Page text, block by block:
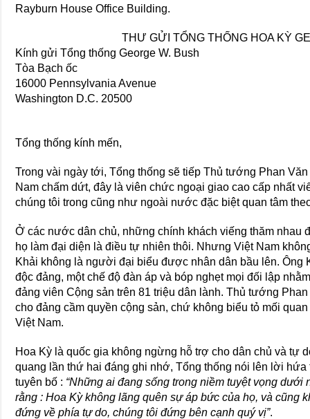
Rayburn House Office Building.
THƯ GỬI TỔNG THỐNG HOA KỲ
Kính gửi Tổng thống George W. Bush
Tòa Bạch ốc
16000 Pennsylvania Avenue
Washington D.C. 20500
Tổng thống kính mến,
Trong vài ngày tới, Tổng thống sẽ tiếp Thủ tướng Phan
Nam chấm dứt, đây là viên chức ngoại giao cao cấp nhất
chúng tôi trong cũng như ngoài nước đặc biệt quan tâm
Ở các nước dân chủ, những chính khách viếng thăm nhau
họ làm đại diện là điều tự nhiên thôi. Nhưng Việt Nam
Khải không là người đại biểu được nhân dân bầu lên. Ông
độc đảng, một chế độ đàn áp và bóp nghẹt mọi đối lập
đảng viên Cộng sản trên 81 triệu dân lành. Thủ tướng
cho đảng cầm quyền cộng sản, chứ không biểu tỏ mối
Việt Nam.
Hoa Kỳ là quốc gia không ngừng hỗ trợ cho dân chủ và tự
quang lần thứ hai đáng ghi nhớ, Tổng thống nói lên lời hứa
tuyên bố : “Những ai đang sống trong niềm tuyệt vọng dưới
rằng : Hoa Kỳ không lãng quên sự áp bức của họ, và cũng
đứng về phía tự do, chúng tôi đứng bên cạnh quý vị”.